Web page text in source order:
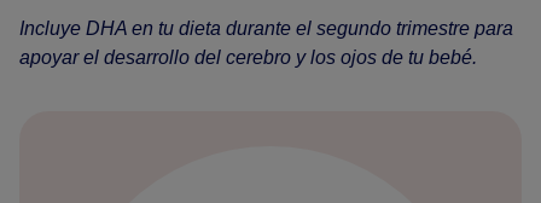
Incluye DHA en tu dieta durante el segundo trimestre para
apoyar el desarrollo del cerebro y los ojos de tu bebé.